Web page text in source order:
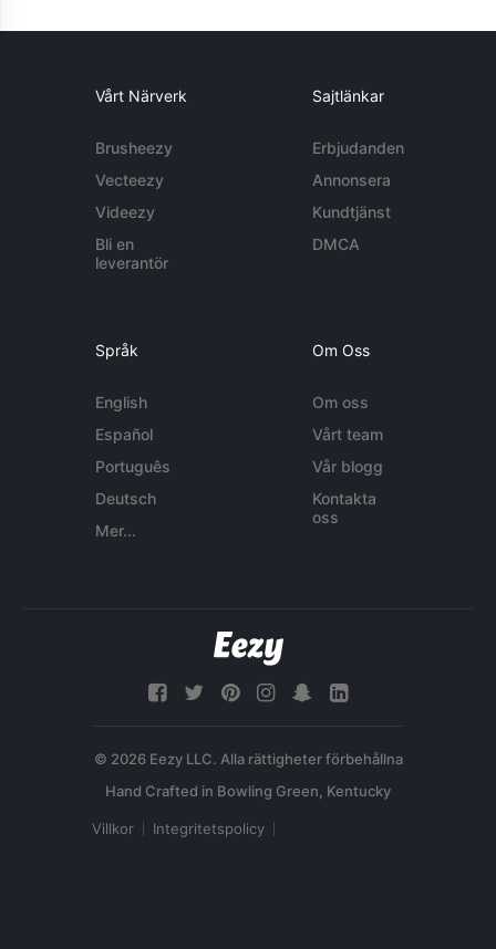
Vårt Närverk
Brusheezy
Vecteezy
Videezy
Bli en
leverantör
Sajtlänkar
Erbjudanden
Annonsera
Kundtjänst
DMCA
Språk
English
Español
Português
Deutsch
Mer...
Om Oss
Om oss
Vårt team
Vår blogg
Kontakta
oss
© 2026 Eezy LLC. Alla rättigheter förbehållna
Villkor Integritetspolicy